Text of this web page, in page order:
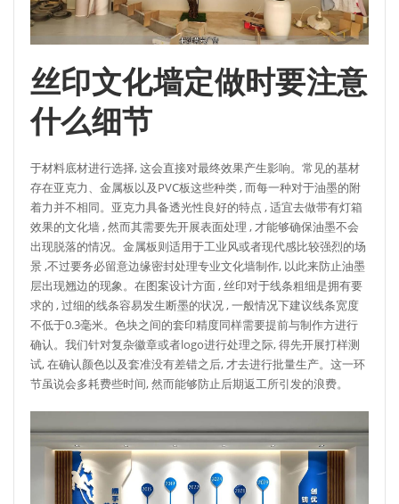
丝印文化墙定做时要注意
什么细节
于材料底材进行选择, 这会直接对最终效果产生影响。常见的基材
存在亚克力、金属板以及PVC板这些种类 , 而每一种对于油墨的附
着力并不相同。亚克力具备透光性良好的特点 , 适宜去做带有灯箱
效果的文化墙 , 然而其需要先开展表面处理 , 才能够确保油墨不会
出现脱落的情况。金属板则适用于工业风或者现代感比较强烈的场
景 ,不过要务必留意边缘密封处理专业文化墙制作, 以此来防止油墨
层出现翘边的现象。在图案设计方面 , 丝印对于线条粗细是拥有要
求的 , 过细的线条容易发生断墨的状况 , 一般情况下建议线条宽度
不低于0.3毫米。色块之间的套印精度同样需要提前与制作方进行
确认。我们针对复杂徽章或者logo进行处理之际, 得先开展打样测
试, 在确认颜色以及套准没有差错之后, 才去进行批量生产。这一环
节虽说会多耗费些时间, 然而能够防止后期返工所引发的浪费。